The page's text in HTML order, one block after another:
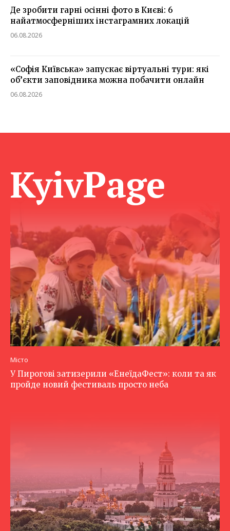
Де зробити гарні осінні фото в Києві: 6
найатмосферніших інстаграмних локацій
06.08.2026
«Софія Київська» запускає віртуальні тури: які
об’єкти заповідника можна побачити онлайн
06.08.2026
KyivPage
Місто
У Пирогові затизерили «ЕнеїдаФест»: коли та як
пройде новий фестиваль просто неба